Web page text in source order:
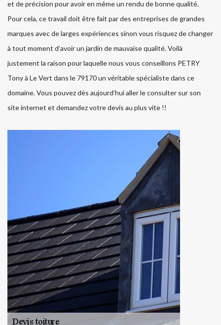
et de précision pour avoir en même un rendu de bonne qualité.
Pour cela, ce travail doit être fait par des entreprises de grandes
marques avec de larges expériences sinon vous risquez de changer
à tout moment d’avoir un jardin de mauvaise qualité. Voilà
justement la raison pour laquelle nous vous conseillons PETRY
Tony à Le Vert dans le 79170 un véritable spécialiste dans ce
domaine. Vous pouvez dès aujourd’hui aller le consulter sur son
site internet et demandez votre devis au plus vite !!